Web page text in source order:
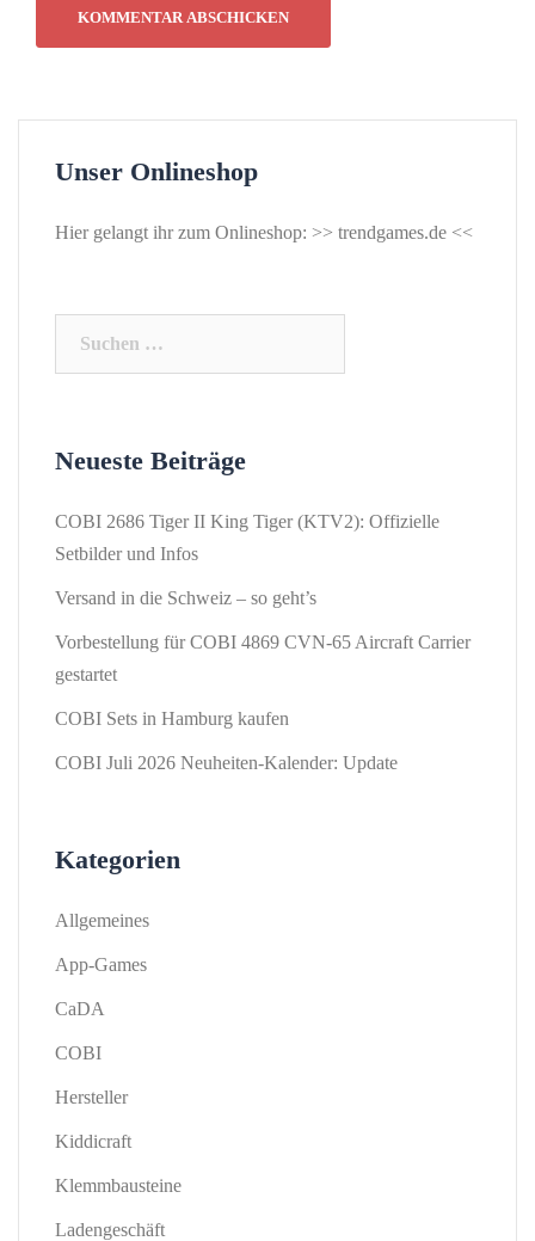
Unser Onlineshop
Hier gelangt ihr zum Onlineshop: >> trendgames.de <<
Neueste Beiträge
COBI 2686 Tiger II King Tiger (KTV2): Offizielle
Setbilder und Infos
Versand in die Schweiz – so geht’s
Vorbestellung für COBI 4869 CVN-65 Aircraft Carrier
gestartet
COBI Sets in Hamburg kaufen
COBI Juli 2026 Neuheiten-Kalender: Update
Kategorien
Allgemeines
App-Games
CaDA
COBI
Hersteller
Kiddicraft
Klemmbausteine
Ladengeschäft